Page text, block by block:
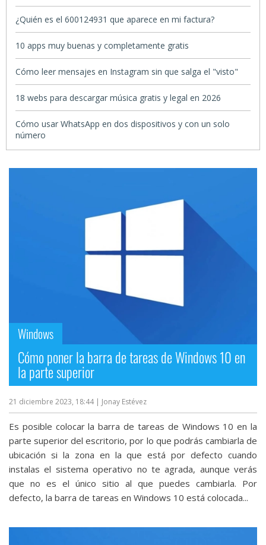
¿Quién es el 600124931 que aparece en mi factura?
10 apps muy buenas y completamente gratis
Cómo leer mensajes en Instagram sin que salga el "visto"
18 webs para descargar música gratis y legal en 2026
Cómo usar WhatsApp en dos dispositivos y con un solo
número
Windows
Cómo poner la barra de tareas de Windows 10 en
la parte superior
21 diciembre 2023, 18:44 | Jonay Estévez
Es posible colocar la barra de tareas de Windows 10 en la
parte superior del escritorio, por lo que podrás cambiarla de
ubicación si la zona en la que está por defecto cuando
instalas el sistema operativo no te agrada, aunque verás
que no es el único sitio al que puedes cambiarla. Por
defecto, la barra de tareas en Windows 10 está colocada...